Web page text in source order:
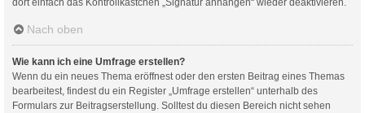
Nach oben
Wie kann ich eine Umfrage erstellen?
Wenn du ein neues Thema eröffnest oder den ersten Beitrag eines Themas
bearbeitest, findest du ein Register „Umfrage erstellen“ unterhalb des
Formulars zur Beitragserstellung. Solltest du diesen Bereich nicht sehen